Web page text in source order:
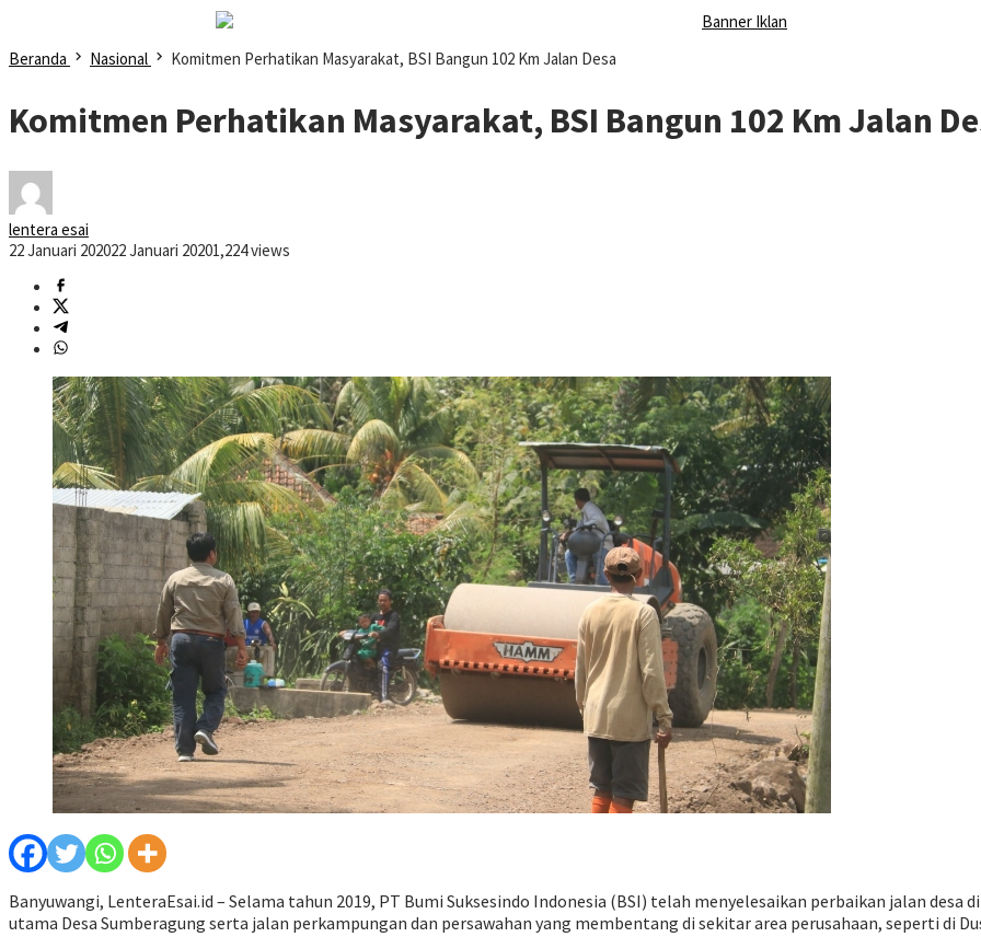
Beranda Nasional Komitmen Perhatikan Masyarakat, BSI Bangun 102 Km Jalan Desa
Komitmen Perhatikan Masyarakat, BSI Bangun 102 Km Jalan
lentera esai
22 Januari 202022 Januari 20201,224 views
Banyuwangi, LenteraEsai.id – Selama tahun 2019, PT Bumi Suksesindo Indonesia (BSI) telah menyelesaikan perbaikan jalan
utama Desa Sumberagung serta jalan perkampungan dan persawahan yang membentang di sekitar area perusahaan, seperti di